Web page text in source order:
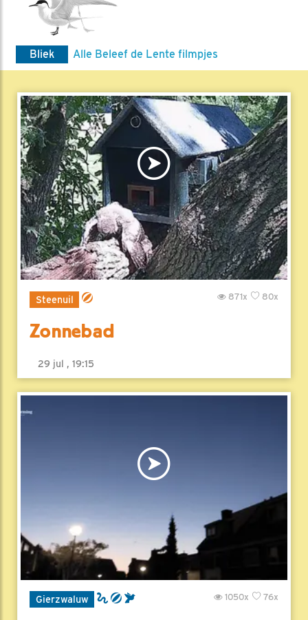
Bliek Alle Beleef de Lente filmpjes
Steenuil 80x
871x
Zonnebad
29 jul , 19:15
Gierzwaluw 76x
1050x